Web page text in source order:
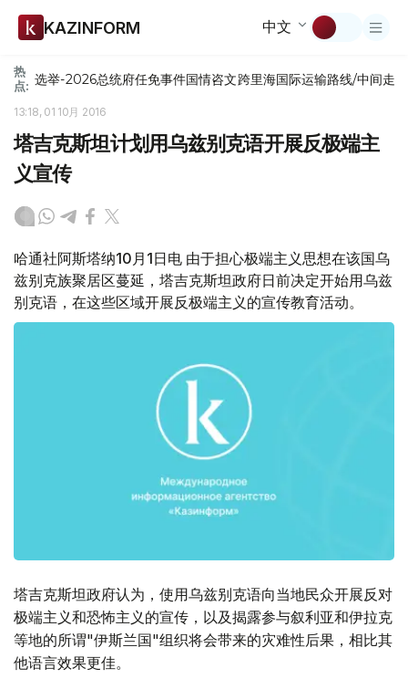
KAZINFORM 中文
热
点: 选举-2026总统府任免事件国情咨文跨里海国际运输路线/中间走廊
13:18, 01 10月 2016
塔吉克斯坦计划用乌兹别克语开展反极端主
义宣传
哈通社阿斯塔纳10月1日电 由于担心极端主义思想在该国乌
兹别克族聚居区蔓延，塔吉克斯坦政府日前决定开始用乌兹
别克语，在这些区域开展反极端主义的宣传教育活动。
塔吉克斯坦政府认为，使用乌兹别克语向当地民众开展反对
极端主义和恐怖主义的宣传，以及揭露参与叙利亚和伊拉克
等地的所谓"伊斯兰国"组织将会带来的灾难性后果，相比其
他语言效果更佳。